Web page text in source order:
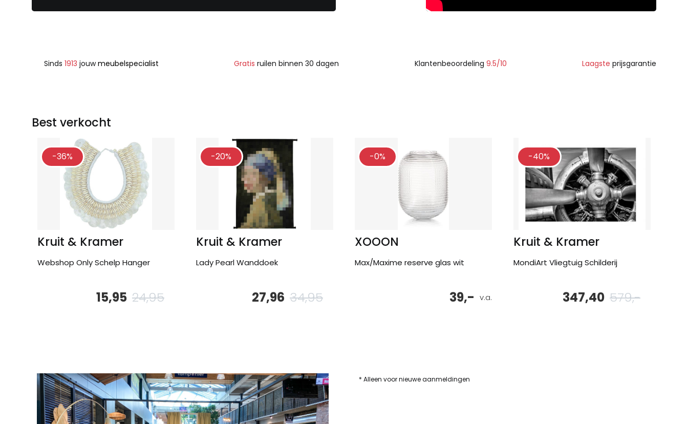
Sinds 1913 jouwmeubelspecialist Gratis ruilen binnen 30 dagen Klantenbeoordeling 9.5/10 Laagste prijsgarantie
Best verkocht
-36%
Kruit & Kramer
Webshop Only Schelp Hanger
24,95
15,95
-20%
Kruit & Kramer
Lady Pearl Wanddoek
34,95
27,96
-0%
XOOON
Max/Maxime reserve glas wit
v.a.
39,-
-40%
Kruit & Kramer
MondiArt Vliegtuig Schilderij
579,-
347,40
* Alleen voor nieuwe aanmeldingen